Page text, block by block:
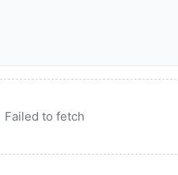
Failed to fetch